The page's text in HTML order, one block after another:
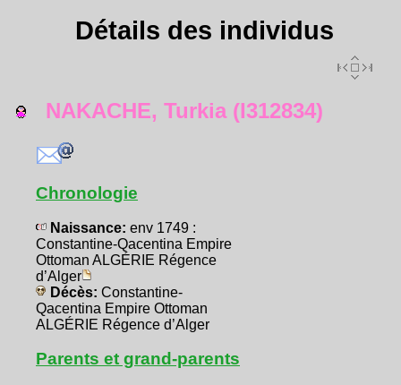
Détails des individus
NAKACHE, Turkia (I312834)
Chronologie
Naissance: env 1749 :
Constantine-Qacentina Empire
Ottoman ALGÉRIE Régence
d’Alger
Décès: Constantine-
Qacentina Empire Ottoman
ALGÉRIE Régence d’Alger
Parents et grand-parents